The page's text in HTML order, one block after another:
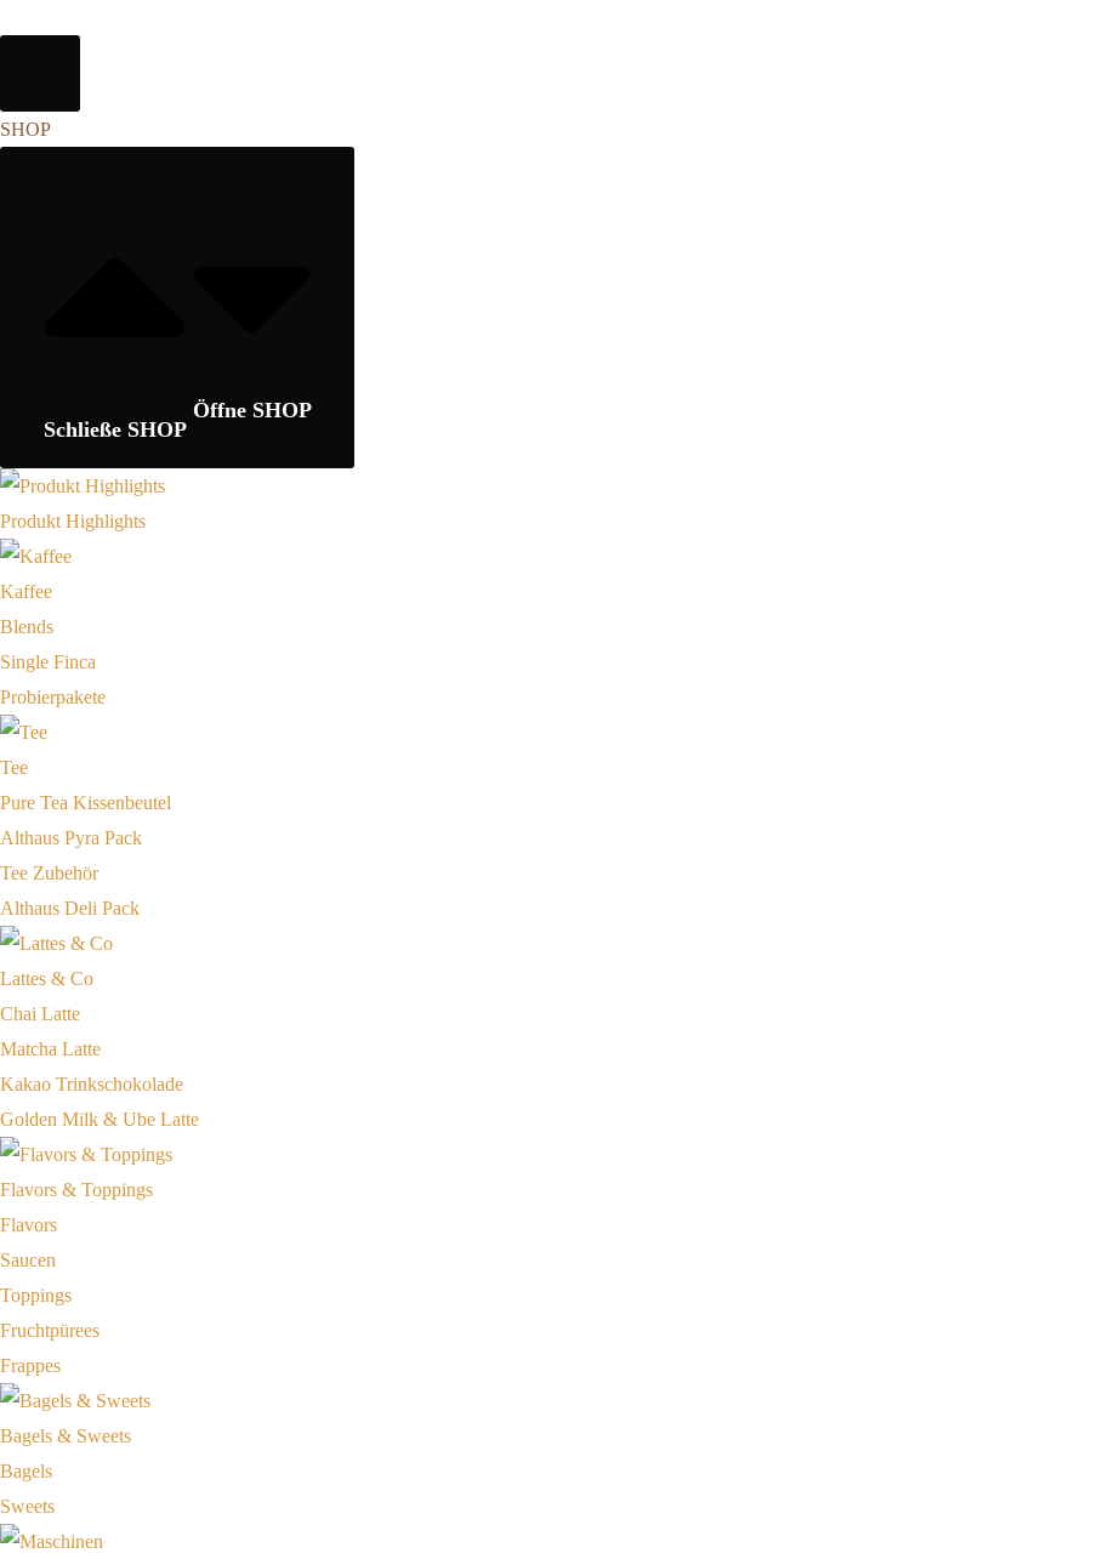
SHOP
Schließe SHOP
Öffne SHOP
Produkt Highlights
Kaffee
Blends
Single Finca
Probierpakete
Tee
Pure Tea Kissenbeutel
Althaus Pyra Pack
Tee Zubehör
Althaus Deli Pack
Lattes & Co
Chai Latte
Matcha Latte
Kakao Trinkschokolade
Golden Milk & Ube Latte
Flavors & Toppings
Flavors
Saucen
Toppings
Fruchtpürees
Frappes
Bagels & Sweets
Bagels
Sweets